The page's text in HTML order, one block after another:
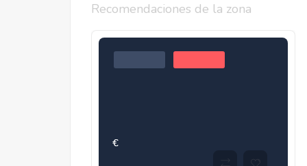
Recomendaciones de la zona
€
€